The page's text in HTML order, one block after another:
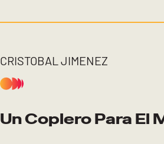
CRISTOBAL JIMENEZ
Un Coplero Para El